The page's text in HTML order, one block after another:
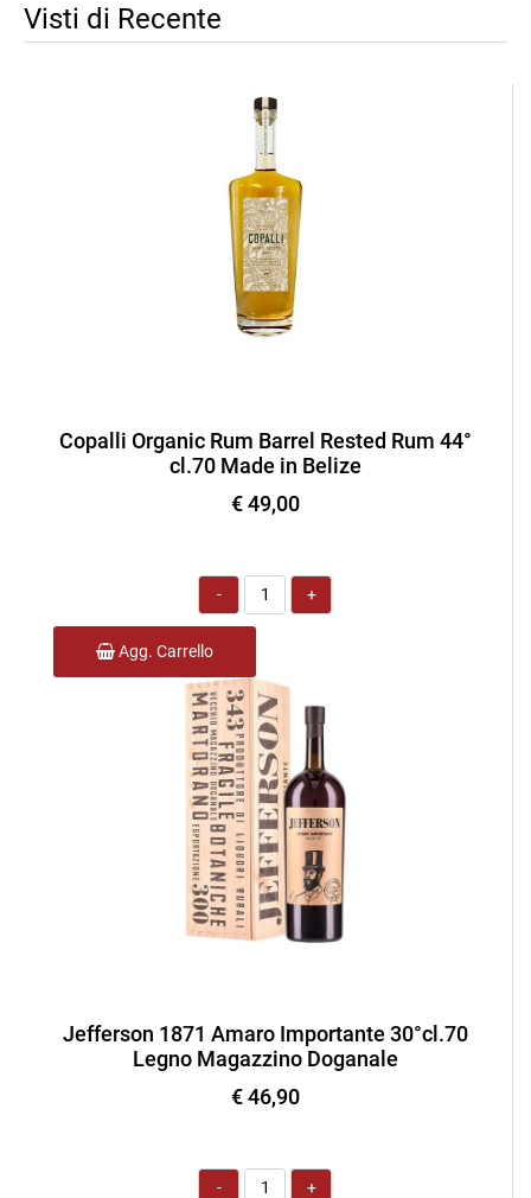
Visti di Recente
Copalli Organic Rum Barrel Rested Rum 44°
cl.70 Made in Belize
€ 49,00
Quantità
Agg. Carrello
Jefferson 1871 Amaro Importante 30°cl.70
Legno Magazzino Doganale
€ 46,90
Quantità